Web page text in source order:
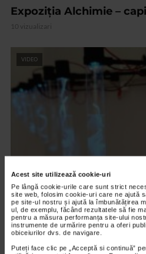
Acest site utilizează cookie-uri
Pe lângă cookie-urile care sunt strict
site web, folosim cookie-uri care ne ajută
pe site-ul nostru și ajută la îmbunătățirea
ul, de exemplu, făcând rezultatele să fie
pentru a măsura performanța site-ului
instrumente de urmărire pentru a oferi
obiceiurilor dvs. de navigare.
Puteți face clic pe „Acceptă si continuă”
Expoziția Alchimie –
10 vizualizari
VIDEO
CLIPA DE ARTA
ARTS and ARTISTS.
„Invisible Garden #2”